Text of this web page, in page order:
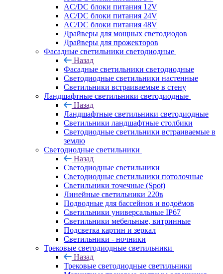
AC/DC блоки питания 12V
AC/DC блоки питания 24V
AC/DC блоки питания 48V
Драйверы для мощных светодиодов
Драйверы для прожекторов
Фасадные светильники светодиодные
Назад
Фасадные светильники светодиодные
Светодиодные светильники настенные
Светильники встраиваемые в стену
Ландшафтные светильники светодиодные
Назад
Ландшафтные светильники светодиодные
Светильники ландшафтные столбики
Светодиодные светильники встраиваемые в
землю
Светодиодные светильники
Назад
Светодиодные светильники
Светодиодные светильники потолочные
Светильники точечные (Spot)
Линейные светильники 220в
Подводные для бассейнов и водоёмов
Светильники универсальные IP67
Светильники мебельные, витринные
Подсветка картин и зеркал
Светильники - ночники
Трековые светодиодные светильники
Назад
Трековые светодиодные светильники